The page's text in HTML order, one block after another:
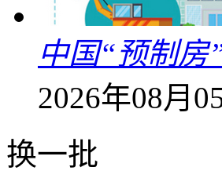
中国“预制房
2026年08月
换一批